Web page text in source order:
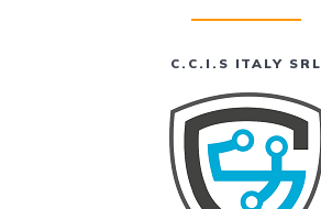
C.C.I.S ITALY SRL